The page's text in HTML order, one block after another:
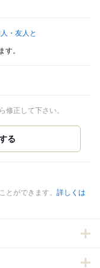
・友人と
す。
正して下さい。
とができます。 詳しくは